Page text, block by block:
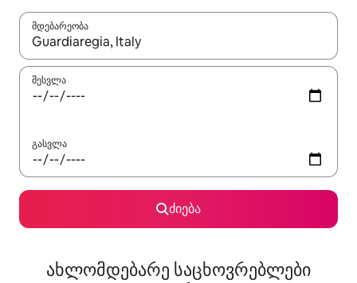
მდებარეობა
როცა შედეგები ხელმისაწვდომი გახდება, ნავიგაციისთვის
შესვლა
გასვლა
ძიება
ახლომდებარე საცხოვრებლები